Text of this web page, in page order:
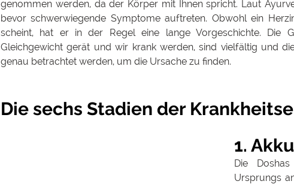
genommen werden, da der Körper mit Ihnen spricht. Laut
bevor schwerwiegende Symptome auftreten. Obwohl ein
scheint, hat er in der Regel eine lange Vorgeschichte. Die
Gleichgewicht gerät und wir krank werden, sind vielfältig und
genau betrachtet werden, um die Ursache zu finden.
Die sechs Stadien der
1.
Die
Ursprungs